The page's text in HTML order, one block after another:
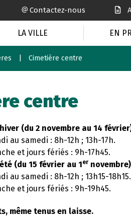
Contactez-nous
LA VILLE EN
Cimetière centre
centre
(du 2 novembre au 14
au samedi : 8h-12h ; 13h-17h.
et jours fériés : 9h-17h45.
(du 15 février au 1er novembre)
au samedi : 8h-12h ; 13h15-18h15.
et jours fériés : 9h-19h45.
même tenus en laisse.